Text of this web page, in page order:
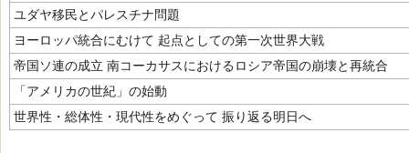
ユダヤ移民とパレスチナ問題
ヨーロッパ統合にむけて 起点としての第一次世界大戦
帝国ソ連の成立 南コーカサスにおけるロシア帝国の崩壊と再統合
「アメリカの世紀」の始動
世界性・総体性・現代性をめぐって 振り返る明日へ